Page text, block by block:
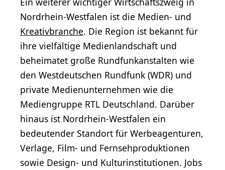
Nordrhein-Westfalen ist die Medien- und
Kreativbranche. Die Region ist bekannt für
ihre vielfältige Medienlandschaft und
beheimatet große Rundfunkanstalten wie
den Westdeutschen Rundfunk (WDR) und
private Medienunternehmen wie die
Mediengruppe RTL Deutschland. Darüber
hinaus ist Nordrhein-Westfalen ein
bedeutender Standort für Werbeagenturen,
Verlage, Film- und Fernsehproduktionen
sowie Design- und Kulturinstitutionen. Jobs